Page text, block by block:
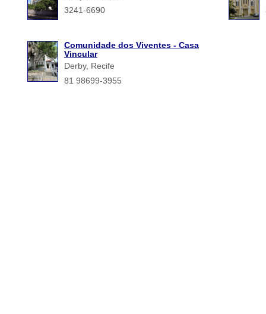
3241-6690
Comunidade dos Viventes - Casa
Vincular
Derby, Recife
81 98699-3955